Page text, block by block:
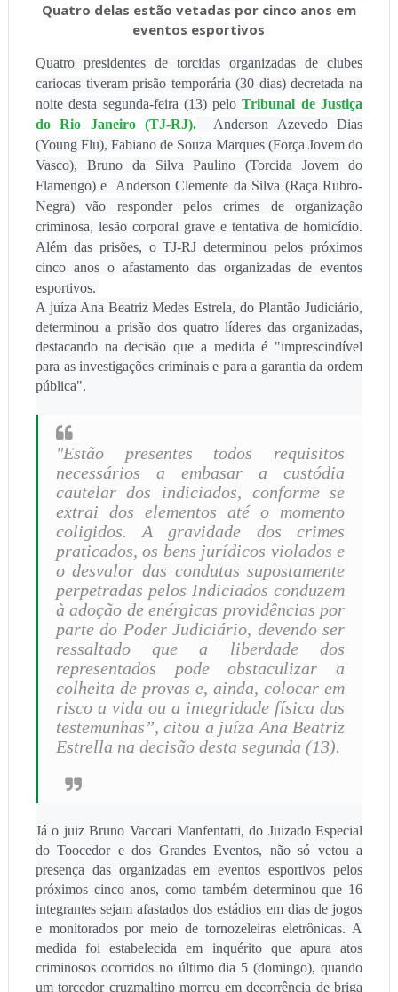
Quatro delas estão vetadas por cinco anos em
eventos esportivos
Quatro presidentes de torcidas organizadas de clubes
cariocas tiveram prisão temporária (30 dias) decretada na
noite desta segunda-feira (13) peloTribunal de Justiça
do Rio Janeiro (TJ-RJ).Anderson Azevedo Dias
(Young Flu), Fabiano de Souza Marques (Força Jovem do
Vasco), Bruno da Silva Paulino (Torcida Jovem do
Flamengo) e Anderson Clemente da Silva (Raça Rubro-
Negra) vão responder pelos crimes de organização
criminosa, lesão corporal grave e tentativa de homicídio.
Além das prisões, o TJ-RJ determinou pelos próximos
cinco anos o afastamento das organizadas de eventos
esportivos.
A juíza Ana Beatriz Medes Estrela, do Plantão Judiciário,
determinou a prisão dos quatro líderes das organizadas,
destacando na decisão que a medida é "imprescindível
para as investigações criminais e para a garantia da ordem
pública".
"Estão presentes todos requisitos
necessários a embasar a custódia
cautelar dos indiciados, conforme se
extrai dos elementos até o momento
coligidos. A gravidade dos crimes
praticados, os bens jurídicos violados e
o desvalor das condutas supostamente
perpetradas pelos Indiciados conduzem
à adoção de enérgicas providências por
parte do Poder Judiciário, devendo ser
ressaltado que a liberdade dos
representados pode obstaculizar a
colheita de provas e, ainda, colocar em
risco a vida ou a integridade física das
testemunhas”, citou a juíza Ana Beatriz
Estrella na decisão desta segunda (13).
Já o juiz Bruno Vaccari Manfentatti, do Juizado Especial
do Toocedor e dos Grandes Eventos, não só vetou a
presença das organizadas em eventos esportivos pelos
próximos cinco anos, como também determinou que 16
integrantes sejam afastados dos estádios em dias de jogos
e monitorados por meio de tornozeleiras eletrônicas. A
medida foi estabelecida em inquérito que apura atos
criminosos ocorridos no último dia 5 (domingo), quando
um torcedor cruzmaltino morreu em decorrência de briga